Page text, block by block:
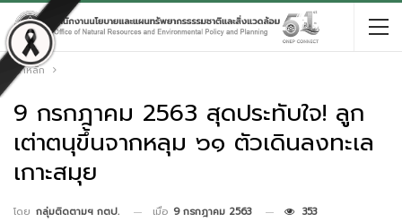
หน้าหลัก
9 กรกฎาคม 2563 สุดประทับใจ! ลูก
เต่าตนุขึ้นจากหลุม ๖๑ ตัวเดินลงทะเล
เกาะสมุย
โดย กลุ่มติดตามฯ กตป. เมื่อ 9 กรกฎาคม 2563 353